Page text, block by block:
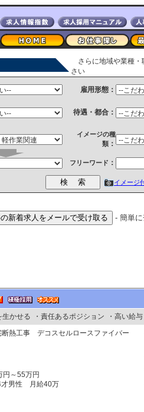
さらに地域や業種・
さい
雇用形態：
待遇・都合：
イメージの種
類 ：
フリーワード ：
イメージ
- 簡単
生かせる ・責任あるポジション
・高い給与
断熱工事 デコスセルロースファイバー
円～55万円
男性 月給40万